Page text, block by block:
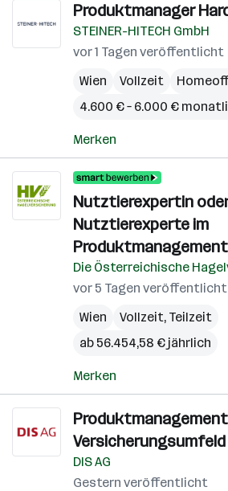
Produktmanager
STEINER-HITECH GmbH
vor 1 Tagen veröffentlicht
Wien
Vollzeit
4.600 € – 6.000 €
Merken
Nutztierexpertin
Nutztierexperte im
Produktmanagement
Die Österreichische
vor 5 Tagen veröffentlicht
Wien
Vollzeit, Teilzeit
ab 56.454,58 € jährlich
Merken
Versicherungsumfeld
DIS AG
Gestern veröffentlicht